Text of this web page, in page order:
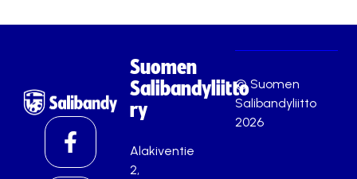
Suomen
Salibandyliitto
ry
Alakiventie
2,
© Suomen
Salibandyliitto
2026